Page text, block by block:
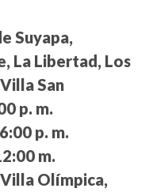
Suyapa,
La Libertad, Los
San
p. m.
p. m.
m.
Olímpica,